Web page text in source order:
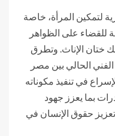
لتمكين المرأة، خاصة
للقضاء على الظواهر
ختان الإناث. وتطرق
الحالي بين مصر
في تنفيذ مكوناته
بما يعزز جهود
حقوق الإنسان في